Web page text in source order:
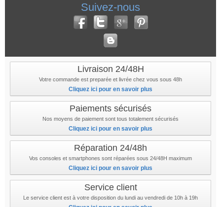
Suivez-nous
Livraison 24/48H
Votre commande est preparée et livrée chez vous sous 48h
Cliquez ici pour en savoir plus
Paiements sécurisés
Nos moyens de paiement sont tous totalement sécurisés
Cliquez ici pour en savoir plus
Réparation 24/48h
Vos consoles et smartphones sont réparées sous 24/48H maximum
Cliquez ici pour en savoir plus
Service client
Le service client est à votre disposition du lundi au vendredi de 10h à 19h